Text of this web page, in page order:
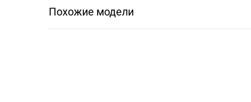
Похожие модели